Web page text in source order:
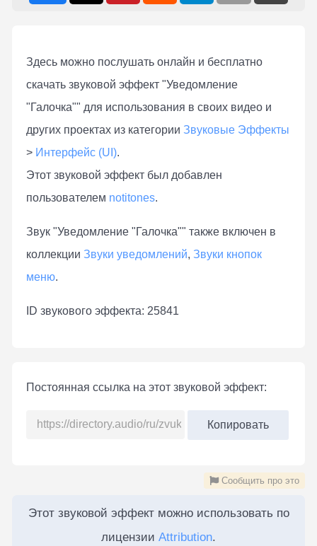
Здесь можно послушать онлaйн и бесплатно
скачать звуковой эффект "Уведомление
"Галочка"" для использования в своих видео и
других проектах из категории Звуковые Эффекты
> Интерфейс (UI).
Этот звуковой эффект был добавлен
пользователем notitones.
Звук "Уведомление "Галочка"" также включен в
коллекции Звуки уведомлений, Звуки кнопок
меню.
ID звукового эффекта: 25841
Постоянная ссылка на этот звуковой эффект:
Копировать
Сообщить про это
Этот звуковой эффект можно использовать по
лицензии Attribution.